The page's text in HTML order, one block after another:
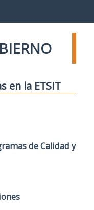
en la ETSIT
de Calidad y